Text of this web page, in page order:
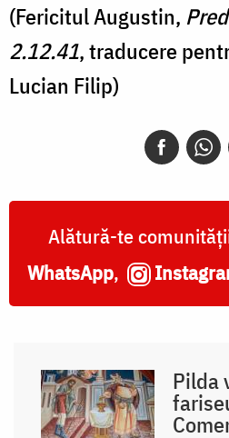
(Fericitul Augustin,
2.12.41, traducere
Lucian Filip)
Alătură-te
WhatsApp,
Pilda